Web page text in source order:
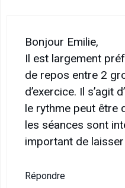
Bonjour Emilie,
Il est largement
de repos entre 2
d’exercice. Il s’agit
le rythme peut être
les séances sont
important de
Répondre